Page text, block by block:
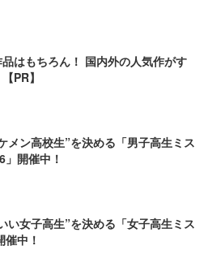
はもちろん！ 国内外の人気作がす
PR】
メン高校生”を決める「男子高生ミス
開催中！
い女子高生”を決める「女子高生ミス
中！